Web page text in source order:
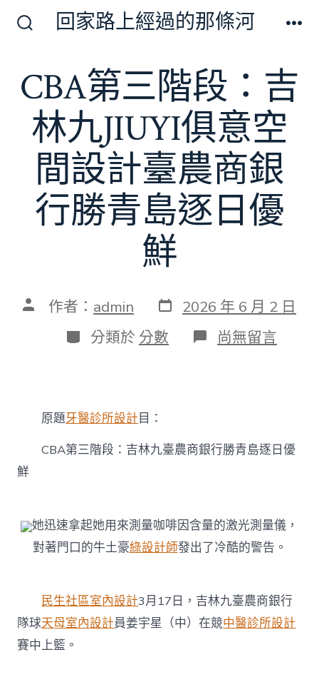
換
開
關
回家路上經過的那條河
CBA第三階段：吉
林九JIUYI俱意空
間設計臺農商銀
行勝青島逐日優
鮮
文 作者： admin 發
表
日
期
2026 年 6 月 2 日
分
類
分類於 分數 在
〈CBA
九
間
設
計
商
銀
行
尚無留言
原題牙醫診所設計 目：
CBA第三階段：吉林九臺農商銀行勝青島逐日優
鮮
她迅速拿起她用來測量咖啡因含量的激光測量儀，
對著門口的牛土豪綠設計師發出了冷酷的警告。
民生社區室內設計3月17日，吉林九臺農商銀行
隊球天母室內設計員姜宇星（中）在競中醫診所設計
賽中上籃。